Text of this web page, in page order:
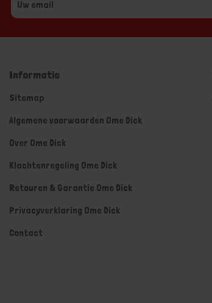
Informatie
Sitemap
Algemene voorwaarden Ome Dick
Over Ome Dick
Klachtenregeling Ome Dick
Retouren & Garantie Ome Dick
Privacyverklaring Ome Dick
Contact